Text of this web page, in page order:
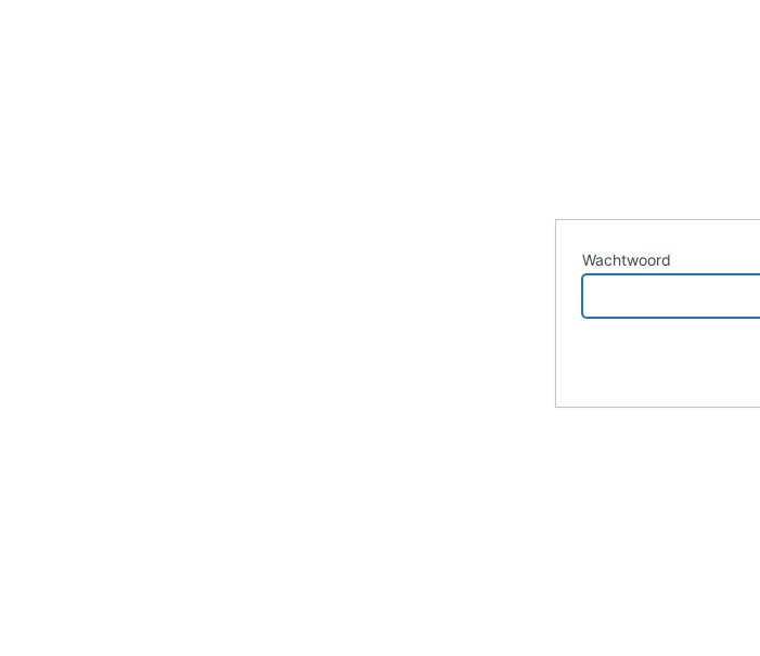
Wachtwoord